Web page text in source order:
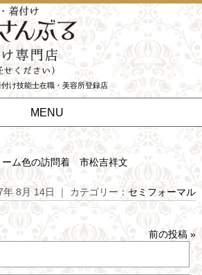
け技能士在職・美容所登録店
MENU
ーム色の訪問着 市松吉祥文
年 8月 14日 ｜ カテゴリー：セミフォーマル
前の投稿 »